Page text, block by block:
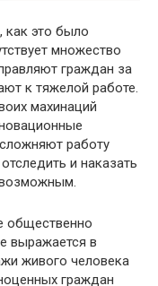
как это было
множество
граждан за
к тяжелой работе.
махинаций
работу
и наказать
возможным.
общественно
выражается в
живого человека
граждан